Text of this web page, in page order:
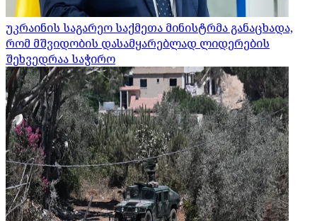
უკრაინის საგარეო საქმეთა მინისტრმა განაცხადა,
რომ მშვიდობის დასამყარებლად ლიდერების
შეხვედრაა საჭირო